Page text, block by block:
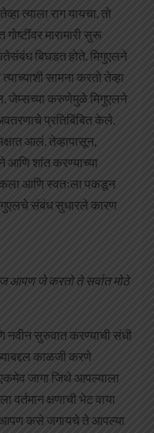
त्याला राग यायचा. तो
मारामारी सुरू
बिघडत होते. मिगुएलने
सामना करतो तेव्हा
जेम्सच्या करुणेमुळे मिगुएलने
अवतरणाचे प्रतिबिंबित केले.
आलं. तेव्हापासून,
आणि शांत करण्याच्या
आणि स्वतःला पकडून
संबंध सुधारले कारण
आपण जे करतो ते सर्वात मोठे
नवीन सुरुवात करण्याची संधी
काळजी करणे
जागा जिथे आपल्याला
क्षणाची भेट वाया
कसे जगायचे ते आपल्या